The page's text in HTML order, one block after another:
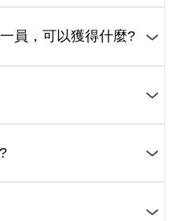
員，可以獲得什麼?